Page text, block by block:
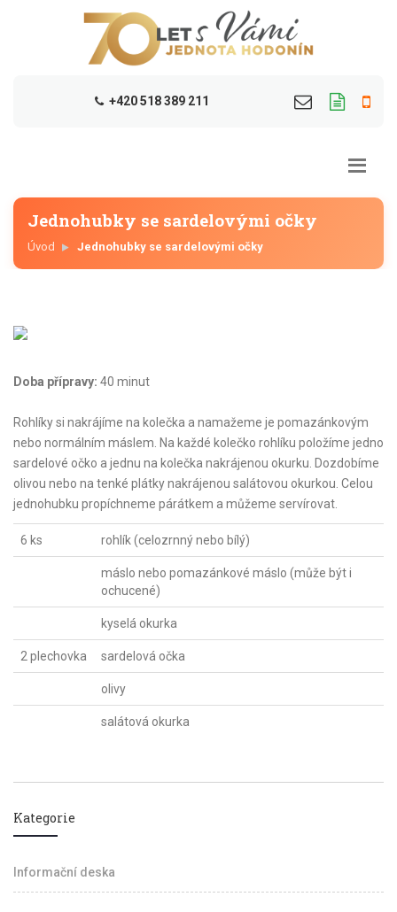
+420 518 389 211
Jednohubky se sardelovými očky
Úvod Jednohubky se sardelovými očky
Doba přípravy: 40 minut
Rohlíky si nakrájíme na kolečka a namažeme je pomazánkovým
nebo normálním máslem. Na každé kolečko rohlíku položíme jedno
sardelové očko a jednu na kolečka nakrájenou okurku. Dozdobíme
olivou nebo na tenké plátky nakrájenou salátovou okurkou. Celou
jednohubku propíchneme párátkem a můžeme servírovat.
6 ks rohlík (celozrnný nebo bílý)
máslo nebo pomazánkové máslo (může být i
ochucené)
kyselá okurka
2 plechovka sardelová očka
olivy
salátová okurka
Kategorie
Informační deska